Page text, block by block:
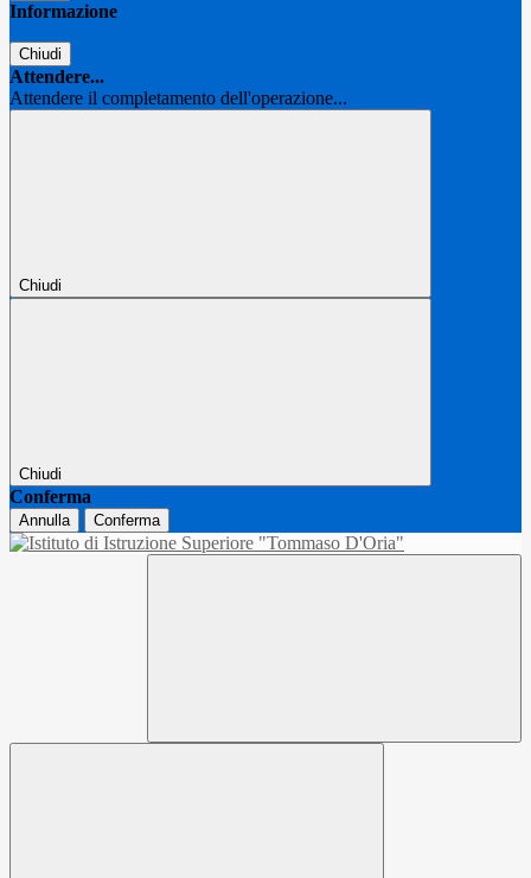
Informazione
Chiudi
Attendere...
Attendere il completamento dell'operazione...
Chiudi
Chiudi
Conferma
Annulla Conferma